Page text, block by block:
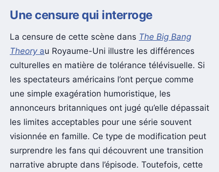
Une censure qui interroge
La censure de cette scène dans The Big Bang
Theory au Royaume-Uni illustre les différences
culturelles en matière de tolérance télévisuelle. Si
les spectateurs américains l’ont perçue comme
une simple exagération humoristique, les
annonceurs britanniques ont jugé qu’elle dépassait
les limites acceptables pour une série souvent
visionnée en famille. Ce type de modification peut
surprendre les fans qui découvrent une transition
narrative abrupte dans l’épisode. Toutefois, cette